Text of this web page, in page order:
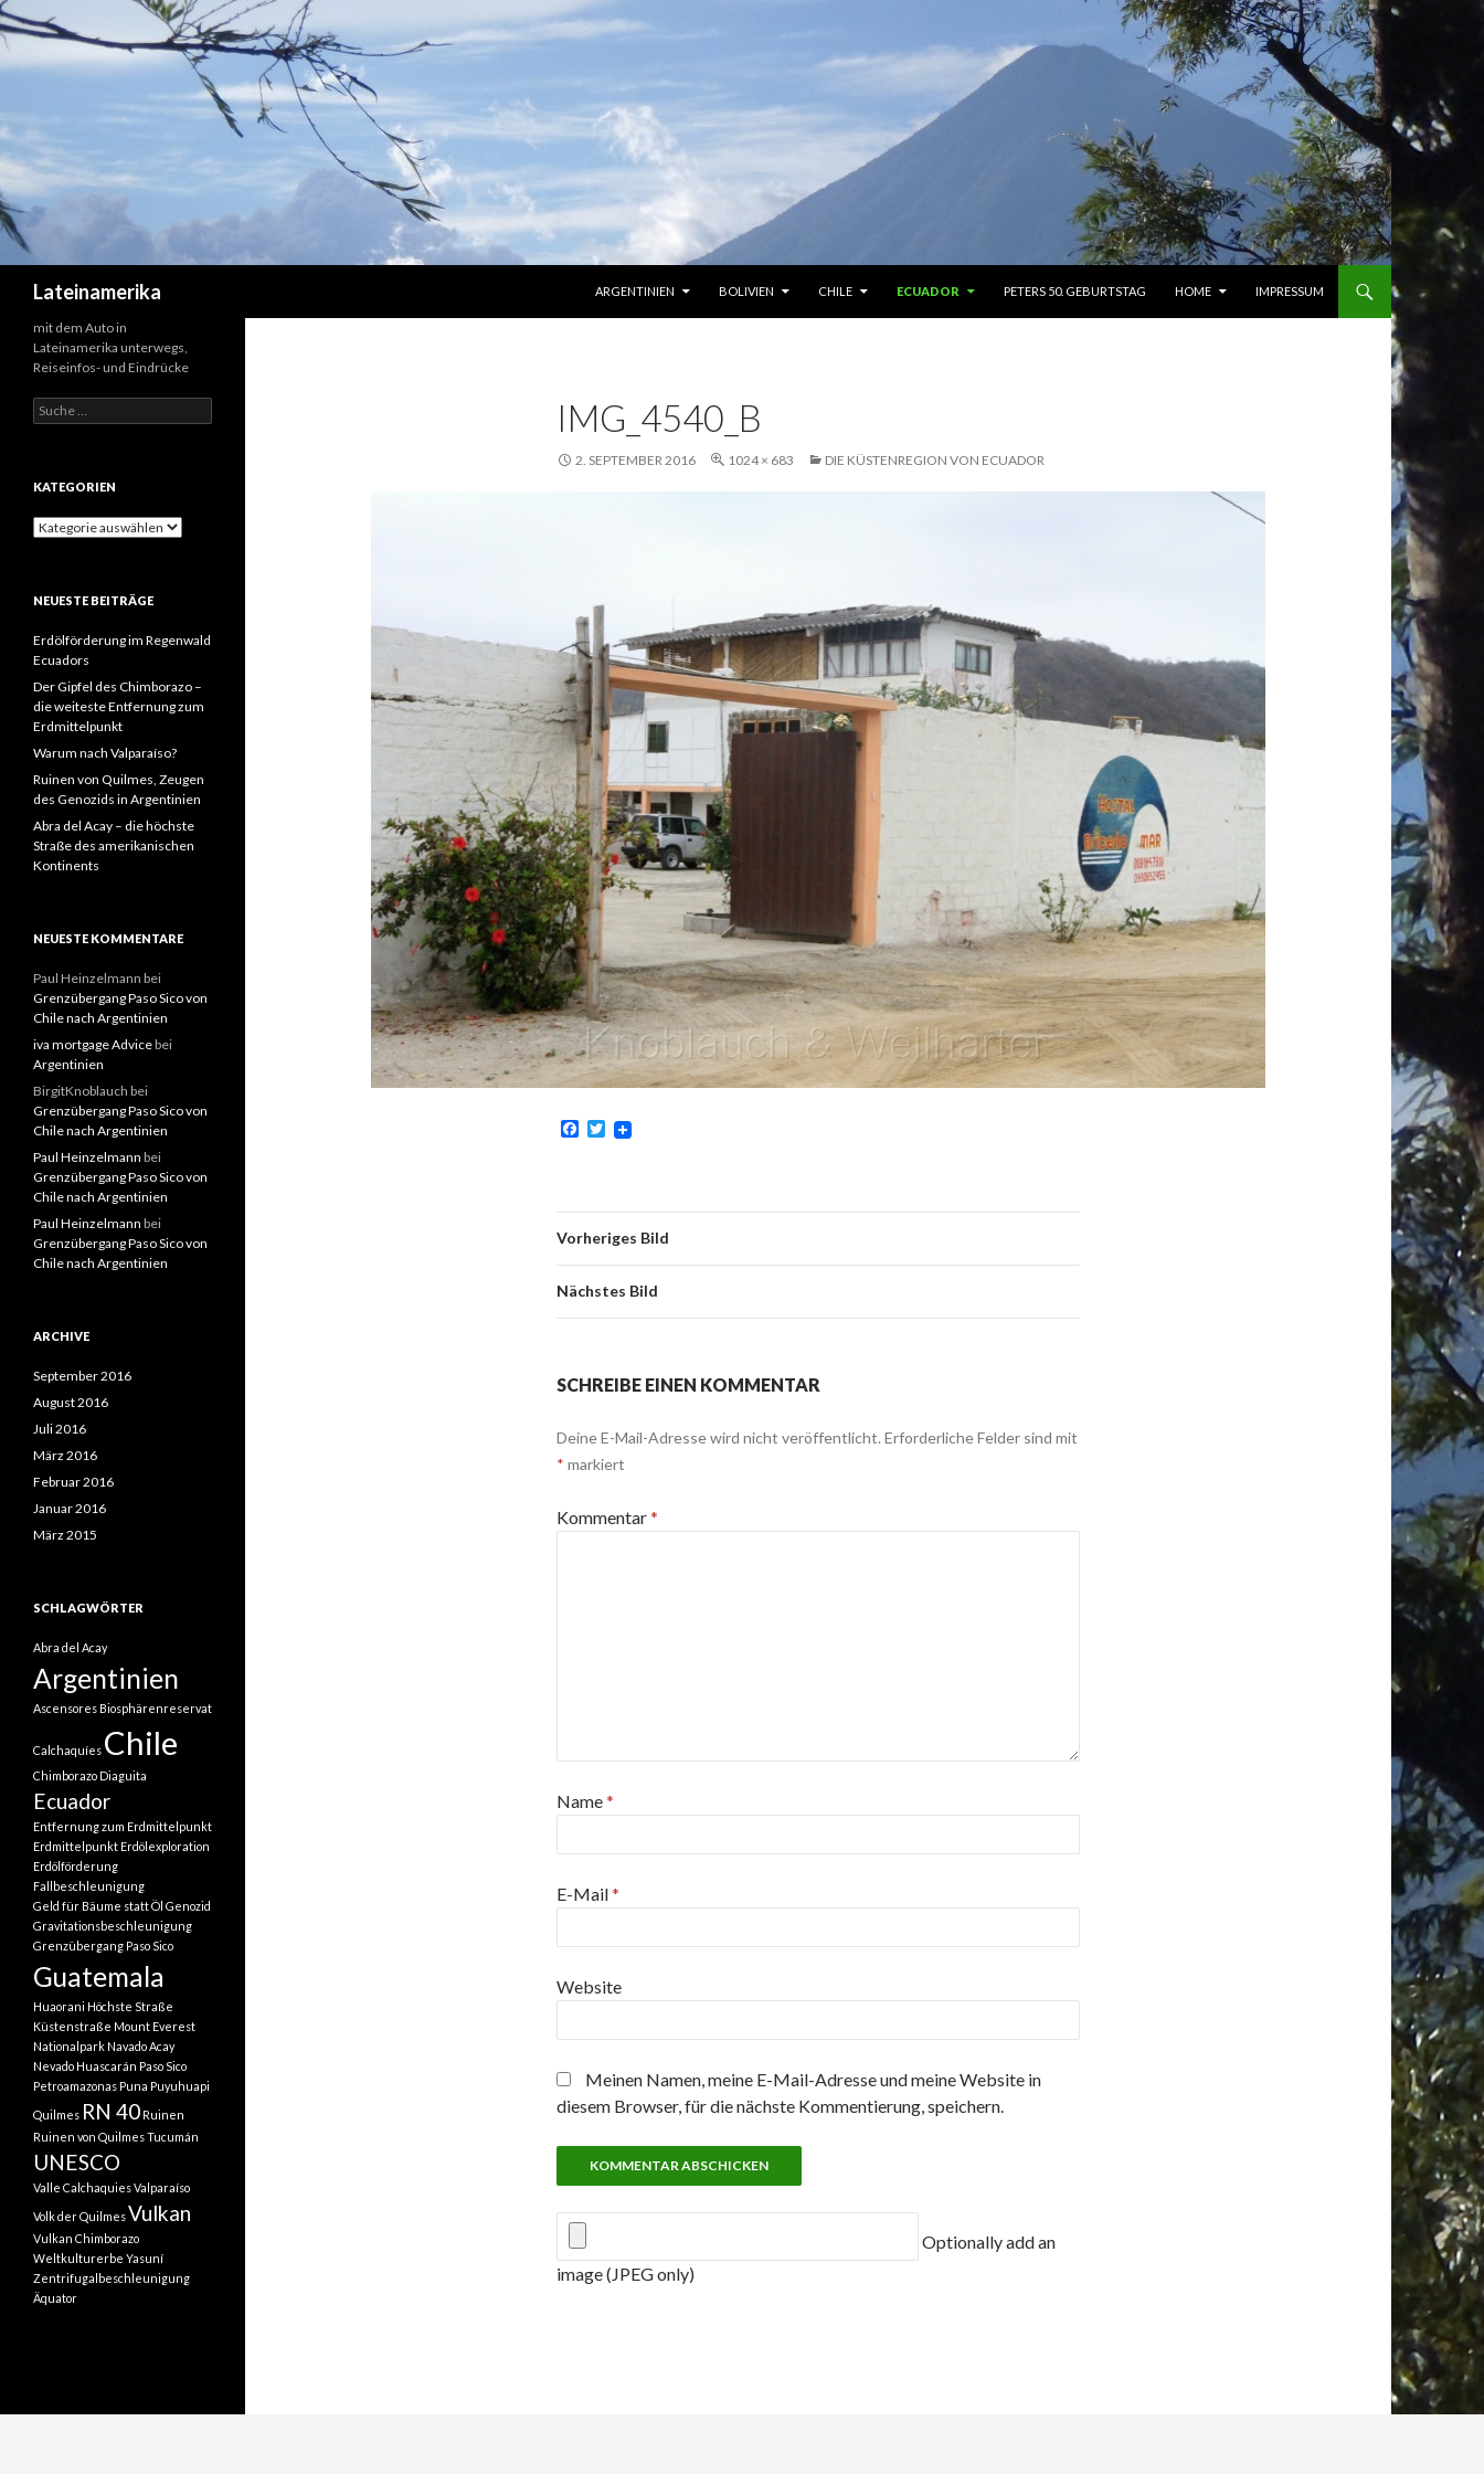
Lateinamerika
ARGENTINIEN
BOLIVIEN CHILE ECUADOR PETERS 50. GEBURTSTAG HOME IMPRESSUM
IMG_4540_B
2. SEPTEMBER 2016 1024 × 683 DIE KÜSTENREGION VON ECUADOR
F
o
o
T
e
r
Vorheriges Bild
Nächstes Bild
SCHREIBE EINEN KOMMENTAR
Deine E-Mail-Adresse wird nicht veröffentlicht. Erforderliche Felder sind mit
* markiert
Kommentar*
Name*
E-Mail*
Website
Meinen Namen, meine E-Mail-Adresse und meine Website in
diesem Browser, für die nächste Kommentierung, speichern.
Optionally add an
image (JPEG only)
mit dem Auto in
Lateinamerika unterwegs,
Reiseinfos- und Eindrücke
Suche
nach:
KATEGORIEN
Kategorien
NEUESTE BEITRÄGE
Erdölförderung im Regenwald
Ecuadors
Der Gipfel des Chimborazo –
die weiteste Entfernung zum
Erdmittelpunkt
Warum nach Valparaíso?
Ruinen von Quilmes, Zeugen
des Genozids in Argentinien
Abra del Acay – die höchste
Straße des amerikanischen
Kontinents
NEUESTE KOMMENTARE
Paul Heinzelmann bei
Grenzübergang Paso Sico von
Chile nach Argentinien
iva mortgage Advicebei
Argentinien
BirgitKnoblauch bei
Grenzübergang Paso Sico von
Chile nach Argentinien
Paul Heinzelmann bei
Grenzübergang Paso Sico von
Chile nach Argentinien
Paul Heinzelmann bei
Grenzübergang Paso Sico von
Chile nach Argentinien
ARCHIVE
September 2016
August 2016
Juli 2016
März 2016
Februar 2016
Januar 2016
März 2015
SCHLAGWÖRTER
Abra del Acay
Argentinien
Ascensores Biosphärenreservat
Calchaquíes Chile
Chimborazo Diaguita
Ecuador
Entfernung zum Erdmittelpunkt
Erdmittelpunkt Erdölexploration
Erdölförderung
Fallbeschleunigung
Geld für Bäume statt Öl Genozid
Gravitationsbeschleunigung
Grenzübergang Paso Sico
Guatemala
Huaorani Höchste Straße
Küstenstraße Mount Everest
Nationalpark Navado Acay
Nevado Huascarán Paso Sico
Petroamazonas Puna Puyuhuapi
Quilmes RN 40 Ruinen
Ruinen von QuilmesTucumán
UNESCO
Valle CalchaquiesValparaíso
Volk der QuilmesVulkan
Vulkan Chimborazo
Weltkulturerbe Yasuní
Zentrifugalbeschleunigung
Äquator